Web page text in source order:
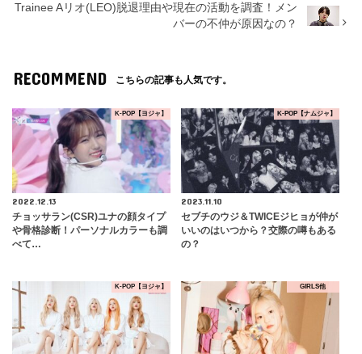
Trainee Aリオ(LEO)脱退理由や現在の活動を調査！メン
バーの不仲が原因なの？
RECOMMEND こちらの記事も人気です。
K-POP【ヨジャ】
2022.12.13
チョッサラン(CSR)ユナの顔タイプ
や骨格診断！パーソナルカラーも調
べて…
K-POP【ナムジャ】
2023.11.10
セブチのウジ＆TWICEジヒョが仲が
いいのはいつから？交際の噂もある
の？
K-POP【ヨジャ】 GIRLS他